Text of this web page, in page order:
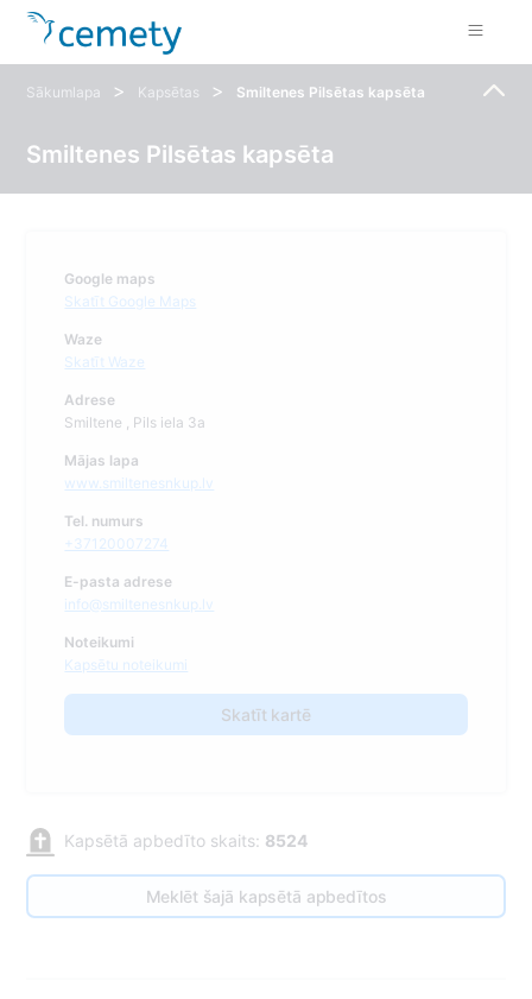
Sākumlapa > Kapsētas > Smiltenes Pilsētas kapsēta
Smiltenes Pilsētas kapsēta
Google maps
Skatīt Google Maps
Waze
Skatīt Waze
Adrese
Smiltene , Pils iela 3a
Mājas lapa
www.smiltenesnkup.lv
Tel. numurs
+37120007274
E-pasta adrese
info@smiltenesnkup.lv
Noteikumi
Kapsētu noteikumi
Skatīt kartē
Kapsētā apbedīto skaits: 8524
Meklēt šajā kapsētā apbedītos